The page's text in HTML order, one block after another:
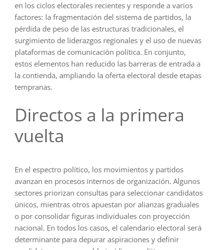
en los ciclos electorales recientes y responde a varios
factores: la fragmentación del sistema de partidos, la
pérdida de peso de las estructuras tradicionales, el
surgimiento de liderazgos regionales y el uso de nuevas
plataformas de comunicación política. En conjunto,
estos elementos han reducido las barreras de entrada a
la contienda, ampliando la oferta electoral desde etapas
tempranas.
Directos a la primera
vuelta
En el espectro político, los movimientos y partidos
avanzan en procesos internos de organización. Algunos
sectores priorizan consultas para seleccionar candidatos
únicos, mientras otros apuestan por alianzas graduales
o por consolidar figuras individuales con proyección
nacional. En todos los casos, el calendario electoral será
determinante para depurar aspiraciones y definir